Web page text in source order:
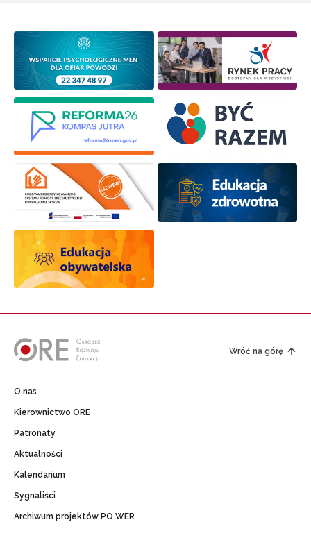
Wróć na górę
O nas
Kierownictwo ORE
Patronaty
Aktualności
Kalendarium
Sygnaliści
Archiwum projektów PO WER